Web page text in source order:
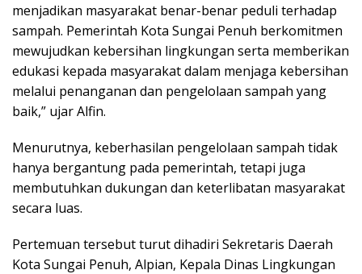
menjadikan masyarakat benar-benar peduli terhadap
sampah. Pemerintah Kota Sungai Penuh berkomitmen
mewujudkan kebersihan lingkungan serta memberikan
edukasi kepada masyarakat dalam menjaga kebersihan
melalui penanganan dan pengelolaan sampah yang
baik,” ujar Alfin.
Menurutnya, keberhasilan pengelolaan sampah tidak
hanya bergantung pada pemerintah, tetapi juga
membutuhkan dukungan dan keterlibatan masyarakat
secara luas.
Pertemuan tersebut turut dihadiri Sekretaris Daerah
Kota Sungai Penuh, Alpian, Kepala Dinas Lingkungan